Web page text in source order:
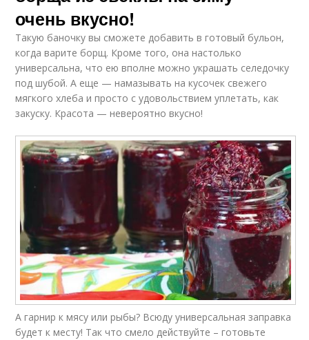
очень вкусно!
Такую баночку вы сможете добавить в готовый бульон,
когда варите борщ. Кроме того, она настолько
универсальна, что ею вполне можно украшать селедочку
под шубой. А еще — намазывать на кусочек свежего
мягкого хлеба и просто с удовольствием уплетать, как
закуску. Красота — невероятно вкусно!
А гарнир к мясу или рыбы? Всюду универсальная заправка
будет к месту! Так что смело действуйте – готовьте